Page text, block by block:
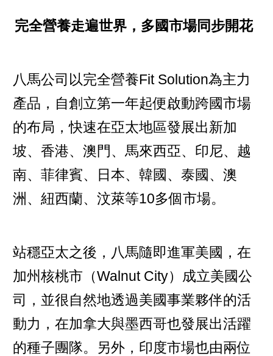
完全營養走遍世界，多國市場同步開花
八馬公司以完全營養Fit Solution為主力
產品，自創立第一年起便啟動跨國市場
的布局，快速在亞太地區發展出新加
坡、香港、澳門、馬來西亞、印尼、越
南、菲律賓、日本、韓國、泰國、澳
洲、紐西蘭、汶萊等10多個市場。
站穩亞太之後，八馬隨即進軍美國，在
加州核桃市（Walnut City）成立美國公
司，並很自然地透過美國事業夥伴的活
動力，在加拿大與墨西哥也發展出活躍
的種子團隊。另外，印度市場也由兩位